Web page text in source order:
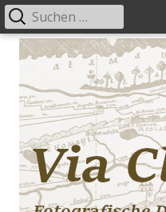
Springe
Inhalt
Primäres
Menü
Suchen
nach: